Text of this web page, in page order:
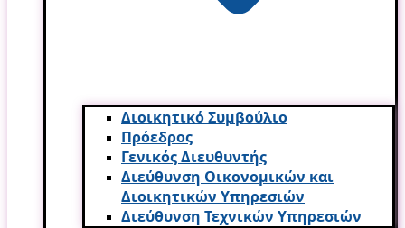
Διοικητικό Συμβούλιο
Πρόεδρος
Γενικός Διευθυντής
Διεύθυνση Οικονομικών και
Διοικητικών Υπηρεσι­ών
Διεύθυνση Τεχνικών Υπηρεσιών